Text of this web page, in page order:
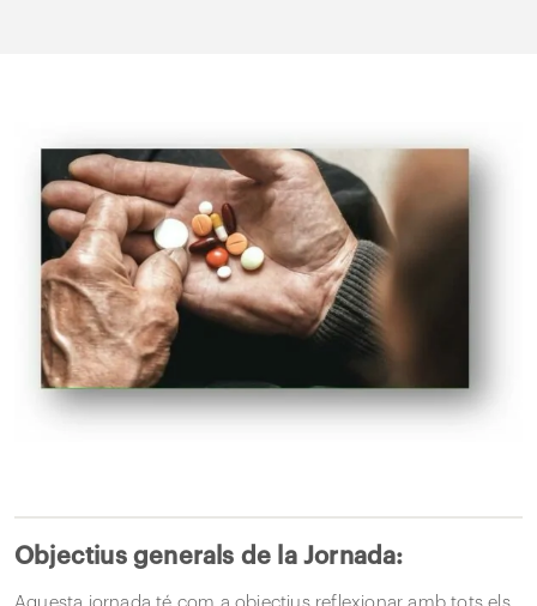
Objectius generals de la Jornada: